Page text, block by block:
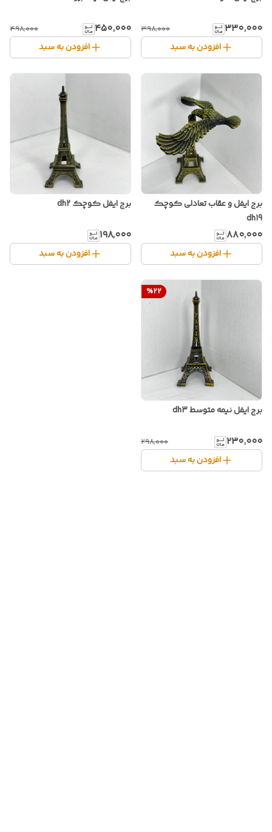
۳۳۰٬۰۰۰ ۳۹۸٬۰۰۰
افزودن به سبد
۴۵۰٬۰۰۰ ۴۹۸٬۰۰۰
افزودن به سبد
برج ایفل و عقاب تعادلی کوچک
dh19
۸۸۰٬۰۰۰
افزودن به سبد
برج ایفل کوچک dh2
۱۹۸٬۰۰۰
افزودن به سبد
%22
برج ایفل نیمه متوسط dh3
۲۳۰٬۰۰۰ ۲۹۸٬۰۰۰
افزودن به سبد